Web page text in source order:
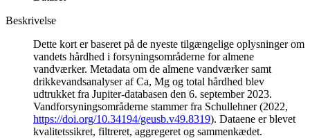
Beskrivelse
Dette kort er baseret på de nyeste tilgængelige oplysninger om
vandets hårdhed i forsyningsområderne for almene
vandværker. Metadata om de almene vandværker samt
drikkevandsanalyser af Ca, Mg og total hårdhed blev
udtrukket fra Jupiter-databasen den 6. september 2023.
Vandforsyningsområderne stammer fra Schullehner (2022,
https://doi.org/10.34194/geusb.v49.8319). Dataene er blevet
kvalitetssikret, filtreret, aggregeret og sammenkædet.